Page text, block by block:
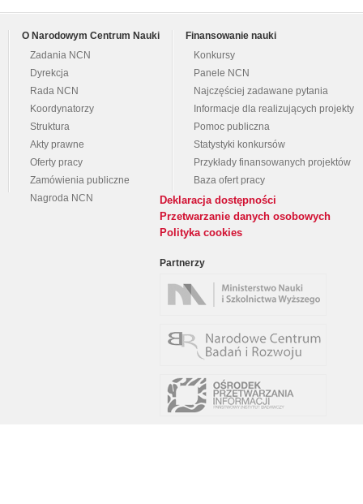
O Narodowym Centrum Nauki
Zadania NCN
Dyrekcja
Rada NCN
Koordynatorzy
Struktura
Akty prawne
Oferty pracy
Zamówienia publiczne
Nagroda NCN
Finansowanie nauki
Konkursy
Panele NCN
Najczęściej zadawane pytania
Informacje dla realizujących projekty
Pomoc publiczna
Statystyki konkursów
Przykłady finansowanych projektów
Baza ofert pracy
Deklaracja dostępności
Przetwarzanie danych osobowych
Polityka cookies
Partnerzy